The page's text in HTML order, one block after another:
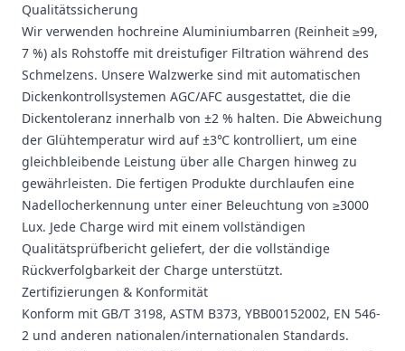
Qualitätssicherung
Wir verwenden hochreine Aluminiumbarren (Reinheit ≥99,
7 %) als Rohstoffe mit dreistufiger Filtration während des
Schmelzens. Unsere Walzwerke sind mit automatischen
Dickenkontrollsystemen AGC/AFC ausgestattet, die die
Dickentoleranz innerhalb von ±2 % halten. Die Abweichung
der Glühtemperatur wird auf ±3℃ kontrolliert, um eine
gleichbleibende Leistung über alle Chargen hinweg zu
gewährleisten. Die fertigen Produkte durchlaufen eine
Nadellocherkennung unter einer Beleuchtung von ≥3000
Lux. Jede Charge wird mit einem vollständigen
Qualitätsprüfbericht geliefert, der die vollständige
Rückverfolgbarkeit der Charge unterstützt.
Zertifizierungen & Konformität
Konform mit GB/T 3198, ASTM B373, YBB00152002, EN 546-
2 und anderen nationalen/internationalen Standards.